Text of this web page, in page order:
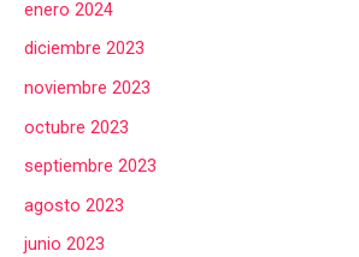
enero 2024
diciembre 2023
noviembre 2023
octubre 2023
septiembre 2023
agosto 2023
junio 2023